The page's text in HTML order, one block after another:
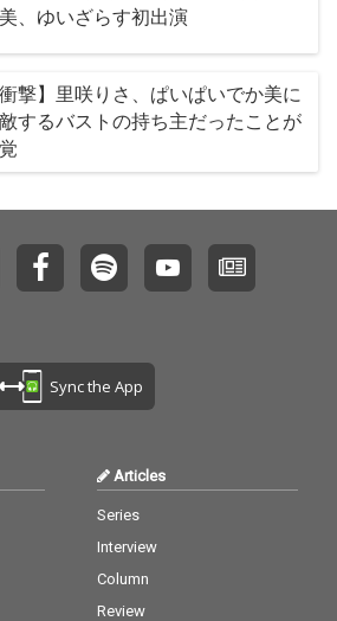
、ゆいざらす初出演
衝撃】里咲りさ、ぱいぱいでか美に
するバストの持ち主だったことが
Sync the App
Articles
Series
Interview
Column
Review